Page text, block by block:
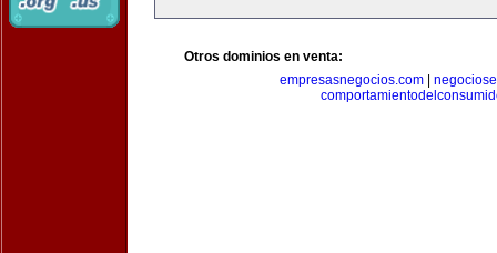
Otros dominios en venta:
empresasnegocios.com|